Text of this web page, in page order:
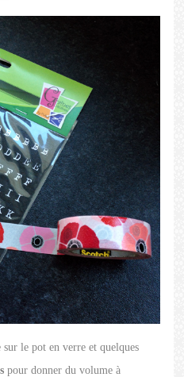
le pot en verre et quelques
pour donner du volume à